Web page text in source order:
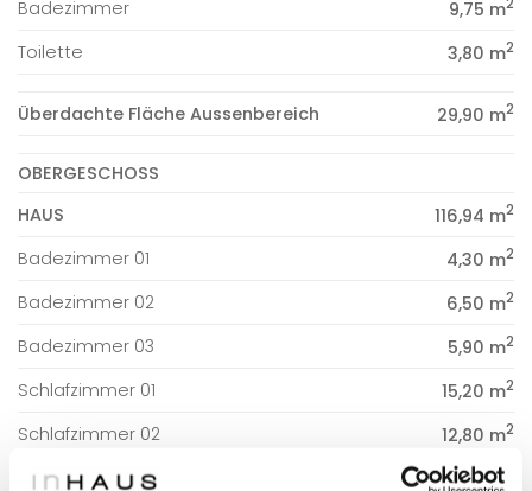
Badezimmer 9,75 m
Toilette 3,80 m2
Überdachte Fläche Aussenbereich 29,90 m2
OBERGESCHOSS
HAUS
116,94 m2
Badezimmer 01 4,30 m2
Badezimmer 02 6,50 m2
Badezimmer 03 5,90 m2
Schlafzimmer 01 15,20 m2
Schlafzimmer 02 12,80 m2
Schlafzimmer 03 23,72 m